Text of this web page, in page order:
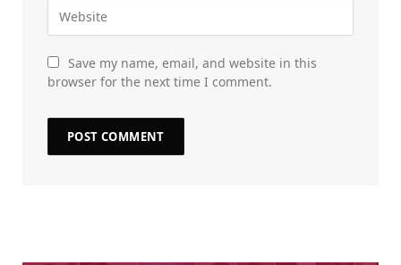
Save my name, email, and website in this
browser for the next time I comment.